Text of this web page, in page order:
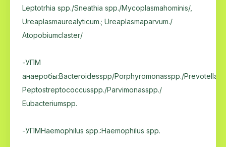
Leptotrhia spp./Sneathia spp./Mycoplasmahominis/,
Ureaplasmaurealyticum.; Ureaplasmaparvum./
Atopobiumclaster/
-УПМ
анаеробы:Bacteroidesspp/Porphyromonasspp./
Peptostreptococcusspp./Parvimonasspp./
Eubacteriumspp.
-УПМHaemophilus spp.:Haemophilus spp.